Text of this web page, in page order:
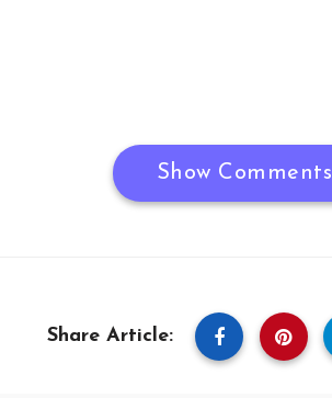
Show Comments
Share Article: